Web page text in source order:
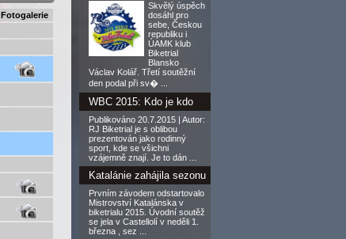
Fotogalerie
Skvělý úspěch
dosáhl pro
sebe, Českou
republiku i
ÚAMK klub
Biketrial
Blansko
Václav Kolář. Třetí soutěžní
den podal při sv� ...
WBC 2015: Kdo je kdo
Publikováno 20.7.2015 | Autor:
RJ Biketrial je s oblibou
prezentován jako rodinný
sport, kde se všichni
vzájemně znají. Je to dán ...
Katalánie zahájila sezonu
Prvním závodem odstartovalo
Mistrovství Katalánska v
biketrialu 2015. Úvodní soutěž
se jela v Castellolí v neděli 1.
března , sez ...